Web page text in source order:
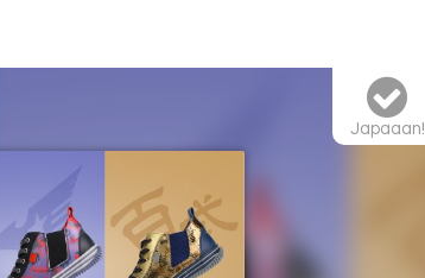
Japaaan!